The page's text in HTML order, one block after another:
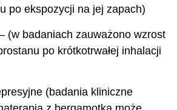
po ekspozycji na jej zapach)
(w badaniach zauważono wzrost
po krótkotrwałej inhalacji
(badania kliniczne